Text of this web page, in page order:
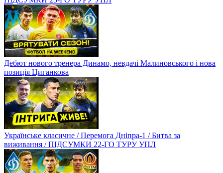
Дебют нового тренера Динамо, невдачі Малиновського і нова
позиція Циганкова
Українське класичне / Перемога Дніпра-1 / Битва за
виживання / ПІДСУМКИ 22-ГО ТУРУ УПЛ